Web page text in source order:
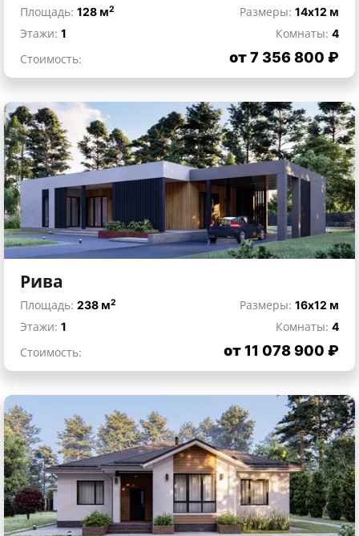
Площадь: 128 м2 Размеры: 14x12 м
Этажи: 1 Комнаты: 4
Стоимость:
от 7 356 800 ₽
Рива
Площадь: 238 м2 Размеры: 16x12 м
Этажи: 1 Комнаты: 4
Стоимость:
от 11 078 900 ₽